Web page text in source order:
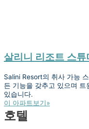
살리니 리조트 스
Salini Resort의 취사 가능
든 기능을 갖추고 있으며
있습니다.
이 아파트보기»
호텔